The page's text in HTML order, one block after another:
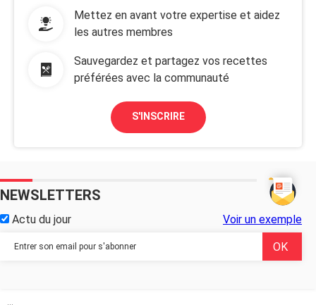
Mettez en avant votre expertise et aidez
les autres membres
Sauvegardez et partagez vos recettes
préférées avec la communauté
S'INSCRIRE
NEWSLETTERS
Actu du jour Voir un exemple
...